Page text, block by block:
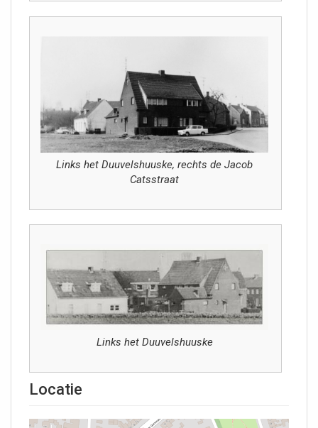
Links het Duuvelshuuske, rechts de Jacob
Catsstraat
Links het Duuvelshuuske
Locatie